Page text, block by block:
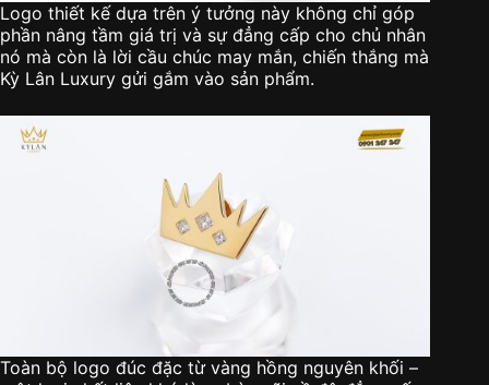
Logo thiết kế dựa trên ý tưởng này không chỉ góp
phần nâng tầm giá trị và sự đẳng cấp cho chủ nhân
nó mà còn là lời cầu chúc may mắn, chiến thắng mà
Kỳ Lân Luxury gửi gắm vào sản phẩm.
Toàn bộ logo đúc đặc từ vàng hồng nguyên khối –